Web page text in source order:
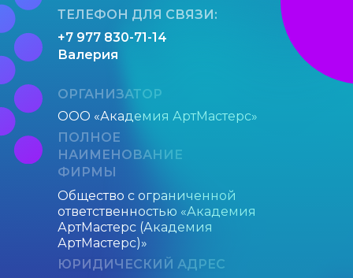
ОРГАНИЗАТОР
ООО «Академия АртMастерс»
ПОЛНОЕ
НАИМЕНОВАНИЕ
ФИРМЫ
Общество с ограниченной
ответственностью «Академия
АртМастерс (Академия
АртМастерс)»
ЮРИДИЧЕСКИЙ АДРЕС
ТЕЛЕФОН ДЛЯ СВЯЗИ:
+7 977 830-71-14
Валерия